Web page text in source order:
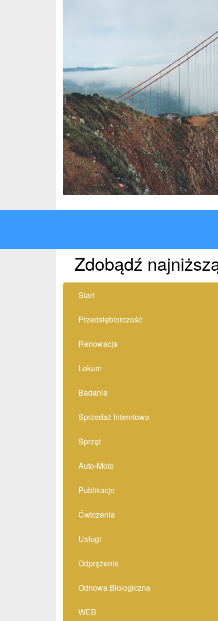
Zdobądź
Start
Przedsiębiorczość
Renowacja
Lokum
Badania
Sprzedaż Interntowa
Sprzęt
Auto-Moto
Publikacje
Ćwiczenia
Usługi
Odprężenie
Odnowa Biologiczna
WEB